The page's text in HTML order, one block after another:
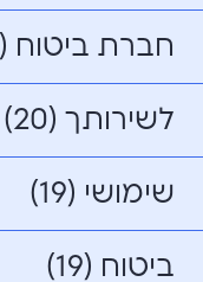
חברת ביטוח (17)
לשירותך (20)
שימושי (19)
ביטוח (19)